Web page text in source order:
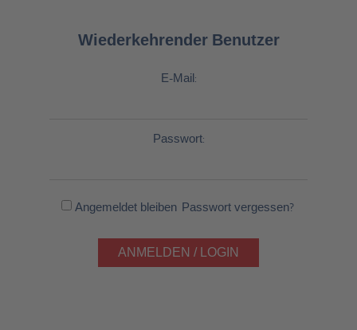
Wiederkehrender Benutzer
E-Mail:
Passwort:
Angemeldet bleiben Passwort vergessen?
ANMELDEN / LOGIN